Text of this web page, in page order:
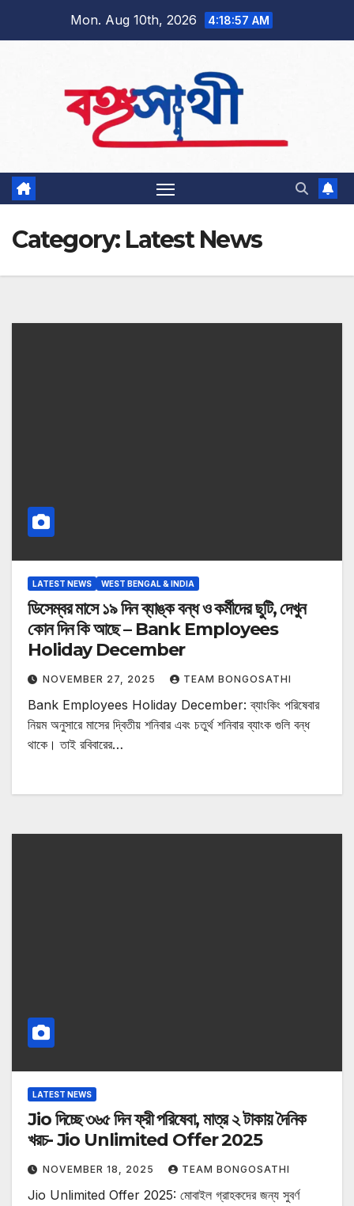
Mon. Aug 10th, 2026 4:18:58 AM
Category: Latest News
LATEST NEWS WEST BENGAL & INDIA
ডিসেম্বর মাসে ১৯ দিন ব্যাঙ্ক বন্ধ ও কর্মীদের ছুটি, দেখুন
কোন দিন কি আছে – Bank Employees
Holiday December
NOVEMBER 27, 2025 TEAM BONGOSATHI
Bank Employees Holiday December: ব্যাংকিং পরিষেবার
নিয়ম অনুসারে মাসের দ্বিতীয় শনিবার এবং চতুর্থ শনিবার ব্যাংক গুলি বন্ধ
থাকে। তাই রবিবারের…
LATEST NEWS
Jio দিচ্ছে ৩৬৫ দিন ফ্রী পরিষেবা, মাত্র ২ টাকায় দৈনিক
খরচ- Jio Unlimited Offer 2025
NOVEMBER 18, 2025 TEAM BONGOSATHI
Jio Unlimited Offer 2025: মোবাইল গ্রাহকদের জন্য সুবর্ণ